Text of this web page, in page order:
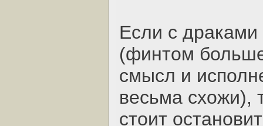
Если с
(финтом
смысл и
весьма схожи),
стоит